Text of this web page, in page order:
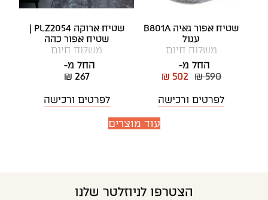
שטיח אפור גאיה B801A
עגול
משלוח חינם
החל מ-
₪ 590
₪ 502
לפרטים ורכישה
שטיח אפור כהה
משלוח חינם
החל מ-
₪ 267
לפרטים ורכישה
עוד מוצרים
הצטרפו לניוזלטר שלנו